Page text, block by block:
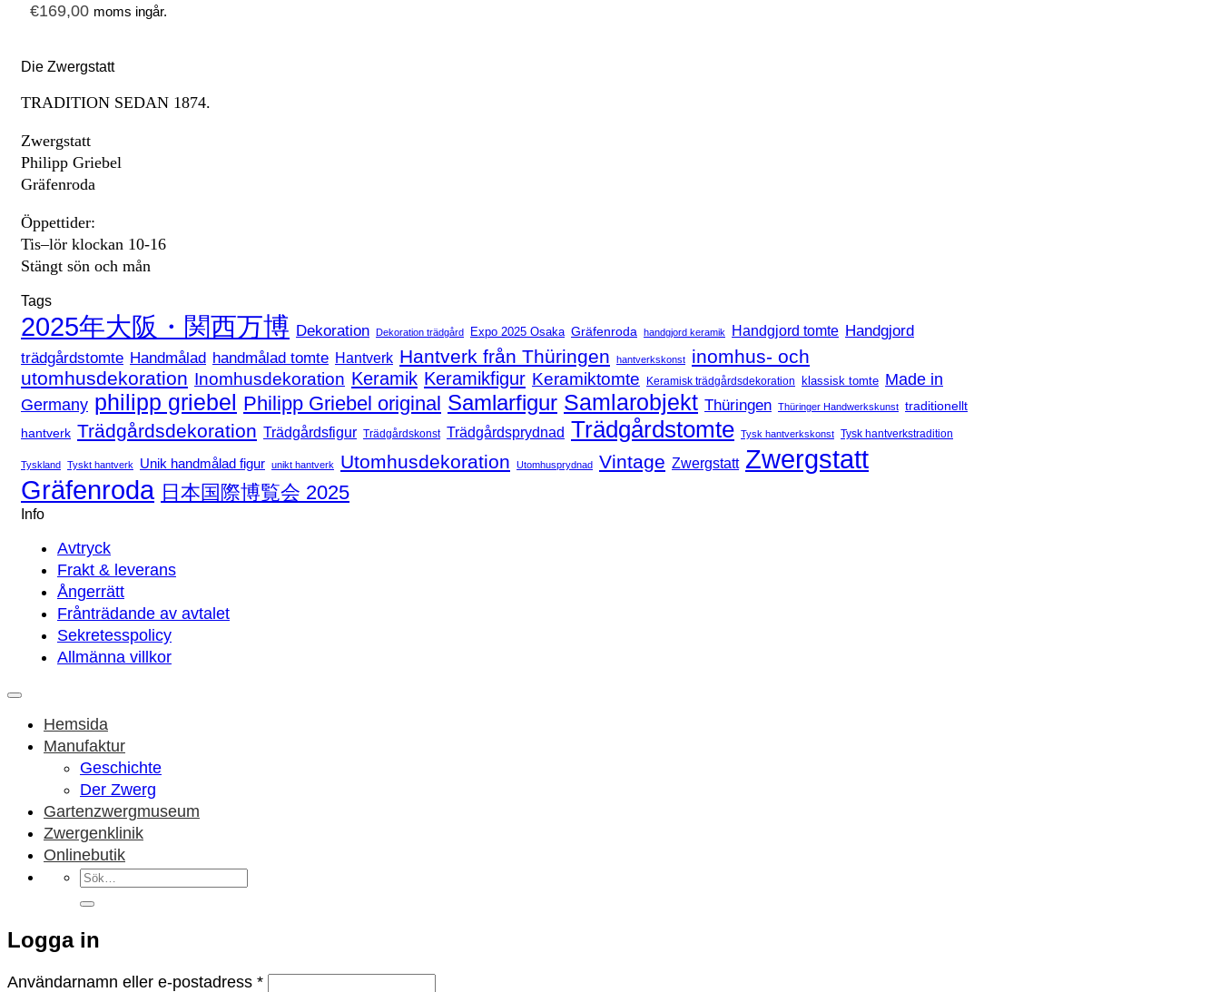
€169,00 moms ingår.
Die Zwergstatt
TRADITION SEDAN 1874.
Zwergstatt
Philipp Griebel
Gräfenroda
Öppettider:
Tis–lör klockan 10-16
Stängt sön och mån
Tags
2025年大阪・関西万博 Dekoration Dekoration trädgård Expo 2025 Osaka Gräfenroda handgjord keramik Handgjord tomte Handgjord
trädgårdstomte Handmålad handmålad tomte Hantverk Hantverk från Thüringen hantverkskonst
inomhus- och
utomhusdekoration Inomhusdekoration Keramik Keramikfigur Keramiktomte Keramisk trädgårdsdekoration klassisk tomte Made in
Germany philipp griebel Philipp Griebel original Samlarfigur Samlarobjekt Thüringen Thüringer Handwerkskunst traditionellt
hantverk Trädgårdsdekoration Trädgårdsfigur Trädgårdskonst Trädgårdsprydnad Trädgårdstomte Tysk hantverkskonst Tysk hantverkstradition
Tyskland Tyskt hantverk Unik handmålad figur unikt hantverk Utomhusdekoration Utomhusprydnad Vintage Zwergstatt Zwergstatt
Gräfenroda 日本国際博覧会 2025
Info
Avtryck
Frakt & leverans
Ångerrätt
Frånträdande av avtalet
Sekretesspolicy
Allmänna villkor
Hemsida
Manufaktur
Geschichte
Der Zwerg
Gartenzwergmuseum
Zwergenklinik
Onlinebutik
Sök
efter:
Logga in
Användarnamn eller e-postadress *Obligatoriskt